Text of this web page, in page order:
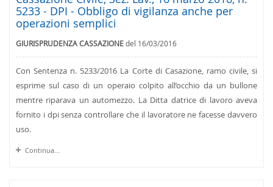
5233 - DPI - Obbligo di vigilanza anche per
operazioni semplici
GIURISPRUDENZA CASSAZIONEdel 16/03/2016
Con Sentenza n. 5233/2016 La Corte di Casazione, ramo civile, si
esprime sul caso di un operaio colpito all’occhio da un bullone
mentre riparava un automezzo. La Ditta datrice di lavoro aveva
fornito i dpi senza controllare che il lavoratore ne facesse davvero
uso.
Continua...